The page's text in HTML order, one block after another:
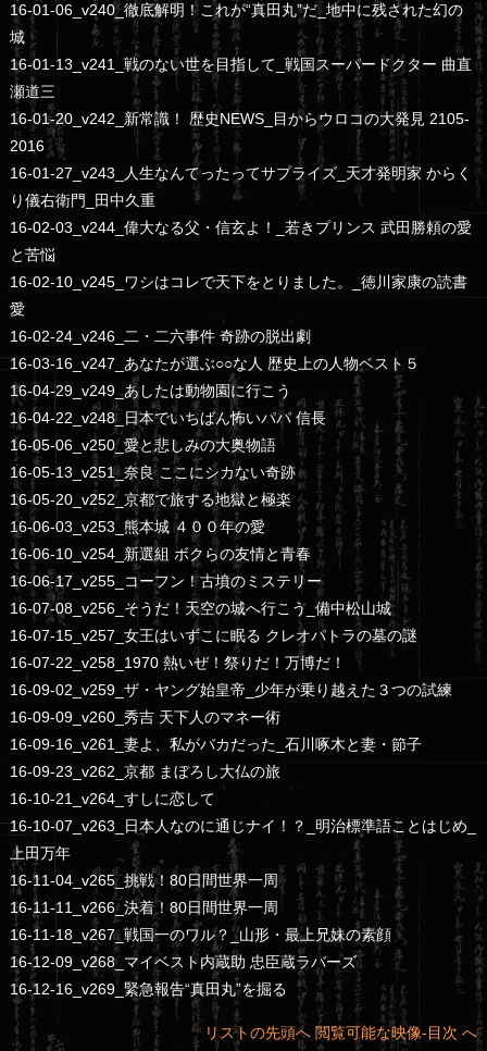
16-01-06_v240_徹底解明！これが“真田丸”だ_地中に残された幻の
城
16-01-13_v241_戦のない世を目指して_戦国スーパードクター 曲直
瀬道三
16-01-20_v242_新常識！ 歴史NEWS_目からウロコの大発見 2105-
2016
16-01-27_v243_人生なんてったってサプライズ_天才発明家 からく
り儀右衛門_田中久重
16-02-03_v244_偉大なる父・信玄よ！_若きプリンス 武田勝頼の愛
と苦悩
16-02-10_v245_ワシはコレで天下をとりました。_徳川家康の読書
愛
16-02-24_v246_二・二六事件 奇跡の脱出劇
16-03-16_v247_あなたが選ぶ○○な人 歴史上の人物ベスト５
16-04-29_v249_あしたは動物園に行こう
16-04-22_v248_日本でいちばん怖いパパ 信長
16-05-06_v250_愛と悲しみの大奥物語
16-05-13_v251_奈良 ここにシカない奇跡
16-05-20_v252_京都で旅する地獄と極楽
16-06-03_v253_熊本城 ４００年の愛
16-06-10_v254_新選組 ボクらの友情と青春
16-06-17_v255_コーフン！古墳のミステリー
16-07-08_v256_そうだ！天空の城へ行こう_備中松山城
16-07-15_v257_女王はいずこに眠る クレオパトラの墓の謎
16-07-22_v258_1970 熱いぜ！祭りだ！万博だ！
16-09-02_v259_ザ・ヤング始皇帝_少年が乗り越えた３つの試練
16-09-09_v260_秀吉 天下人のマネー術
16-09-16_v261_妻よ、私がバカだった_石川啄木と妻・節子
16-09-23_v262_京都 まぼろし大仏の旅
16-10-21_v264_すしに恋して
16-10-07_v263_日本人なのに通じナイ！？_明治標準語ことはじめ_
上田万年
16-11-04_v265_挑戦！80日間世界一周
16-11-11_v266_決着！80日間世界一周
16-11-18_v267_戦国一のワル？_山形・最上兄妹の素顔
16-12-09_v268_マイベスト内蔵助 忠臣蔵ラバーズ
16-12-16_v269_緊急報告“真田丸”を掘る
リストの先頭へ 閲覧可能な映像‐目次 へ